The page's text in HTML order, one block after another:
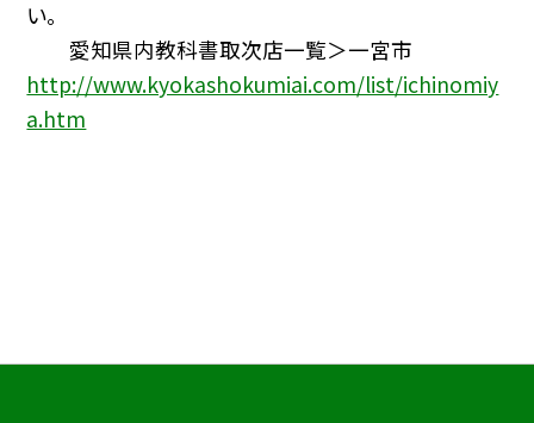
い。
愛知県内教科書取次店一覧＞一宮市
http://www.kyokashokumiai.com/list/ichinomiy
a.htm